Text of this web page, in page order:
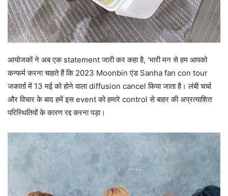
आयोजकों ने अब एक statement जारी कर कहा है, ‘भारी मन से हम आपको
कन्फर्म करना चाहते हैं कि 2023 Moonbin एंड Sanha fan con tour
जकार्ता में 13 मई को होने वाला diffusion cancel किया जाता है। लंबी चर्चा
और विचार के बाद हमें इस event को हमारे control से बाहर की अप्रत्याशित
परिस्थितियों के कारण रद्द करना पड़ा।